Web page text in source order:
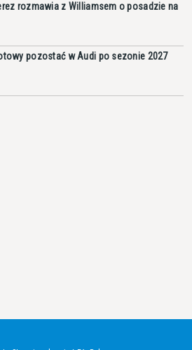
rozmawia z Williamsem o posadzie na
pozostać w Audi po sezonie 2027